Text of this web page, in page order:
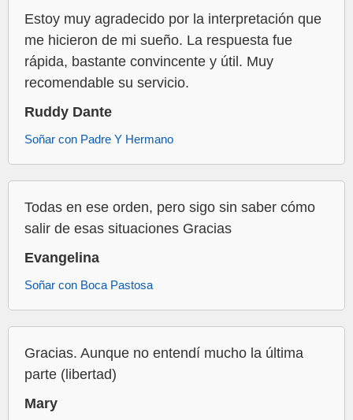
Estoy muy agradecido por la interpretación que
me hicieron de mi sueño. La respuesta fue
rápida, bastante convincente y útil. Muy
recomendable su servicio.
Ruddy Dante
Soñar con Padre Y Hermano
Todas en ese orden, pero sigo sin saber cómo
salir de esas situaciones Gracias
Evangelina
Soñar con Boca Pastosa
Gracias. Aunque no entendí mucho la última
parte (libertad)
Mary